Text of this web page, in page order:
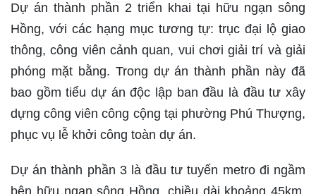
Dự án thành phần 2 triển khai tại hữu ngạn sông
Hồng, với các hạng mục tương tự: trục đại lộ giao
thông, công viên cảnh quan, vui chơi giải trí và giải
phóng mặt bằng. Trong dự án thành phần này đã
bao gồm tiểu dự án độc lập ban đầu là đầu tư xây
dựng công viên công cộng tại phường Phú Thượng,
phục vụ lễ khởi công toàn dự án.
Dự án thành phần 3 là đầu tư tuyến metro đi ngầm